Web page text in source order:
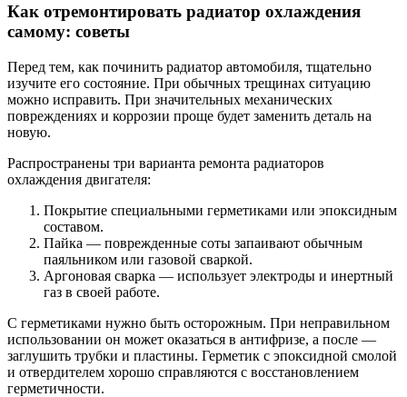
Как отремонтировать радиатор охлаждения
самому: советы
Перед тем, как починить радиатор автомобиля, тщательно
изучите его состояние. При обычных трещинах ситуацию
можно исправить. При значительных механических
повреждениях и коррозии проще будет заменить деталь на
новую.
Распространены три варианта ремонта радиаторов
охлаждения двигателя:
Покрытие специальными герметиками или эпоксидным
составом.
Пайка — поврежденные соты запаивают обычным
паяльником или газовой сваркой.
Аргоновая сварка — использует электроды и инертный
газ в своей работе.
С герметиками нужно быть осторожным. При неправильном
использовании он может оказаться в антифризе, а после —
заглушить трубки и пластины. Герметик с эпоксидной смолой
и отвердителем хорошо справляются с восстановлением
герметичности.